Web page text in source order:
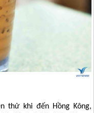
thử khi đến Hồng Kông,